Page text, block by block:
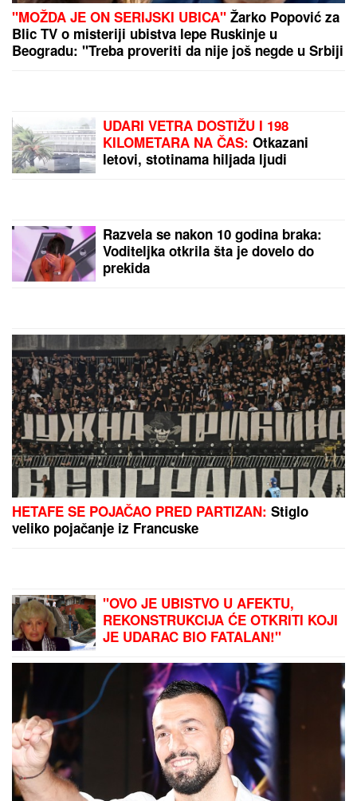
"MOŽDA JE ON SERIJSKI UBICA" Žarko Popović za
Blic TV o misteriji ubistva lepe Ruskinje u
Beogradu: "Treba proveriti da nije još negde u Srbiji
UDARI VETRA DOSTIŽU I 198
KILOMETARA NA ČAS: Otkazani
letovi, stotinama hiljada ljudi
Razvela se nakon 10 godina braka:
Voditeljka otkrila šta je dovelo do
prekida
HETAFE SE POJAČAO PRED PARTIZAN: Stiglo
veliko pojačanje iz Francuske
"OVO JE UBISTVO U AFEKTU,
REKONSTRUKCIJA ĆE OTKRITI KOJI
JE UDARAC BIO FATALAN!"
Beogradu: Da li je tragedija mogla
biti sprečena?